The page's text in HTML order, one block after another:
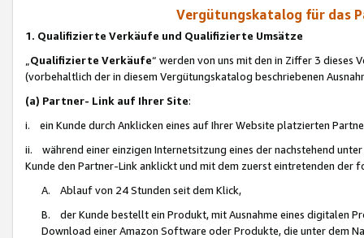
Vergütungskatalog für das
1. Qualifizierte Verkäufe und Qualifizierte Umsätze
Qualifizierte Verkäufe“ werden von uns mit den in Ziffer 3
(vorbehaltlich der in diesem Vergütungskatalog beschriebenen
(a) Partner- Link auf Ihrer Site:
i. ein Kunde durch Anklicken eines auf Ihrer Website platzierten
ii. während einer einzigen Internetsitzung eines der nachstehend
Kunde den Partner-Link anklickt und mit dem zuerst eintretenden der
A. Ablauf von 24 Stunden seit dem Klick,
B. der Kunde bestellt ein Produkt, mit Ausnahme eines digitalen
Download einer Amazon Software oder Produkte, die unter dem